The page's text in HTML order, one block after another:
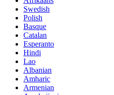
Swedish
Polish
Basque
Catalan
Esperanto
Hindi
Lao
Albanian
Amharic
Armenian